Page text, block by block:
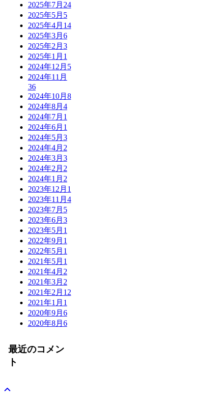
2025年7月 24
2025年5月 5
2025年4月 14
2025年3月 6
2025年2月 3
2025年1月 1
2024年12月 5
2024年11月
36
2024年10月 8
2024年8月 4
2024年7月 1
2024年6月 1
2024年5月 3
2024年4月 2
2024年3月 3
2024年2月 2
2024年1月 2
2023年12月 1
2023年11月 4
2023年7月 5
2023年6月 3
2023年5月 1
2022年9月 1
2022年5月 1
2021年5月 1
2021年4月 2
2021年3月 2
2021年2月 12
2021年1月 1
2020年9月 6
2020年8月 6
最近のコメン
ト